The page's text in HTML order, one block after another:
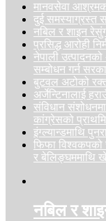
मानवसेवा
दुई समस्याग्रस्त
नबिल र शाइन
प्रसिद्ध आरोही
नेपाली उत्पादनको
सम्बोधन गर्न
बुटवल अटोको
अर्जेन्टिनालाई
संविधान
कांग्रेसको
इंग्ल्यान्डमाथि
फिफा विश्वकपको
र बेलिङ्घममाथि
नबिल र